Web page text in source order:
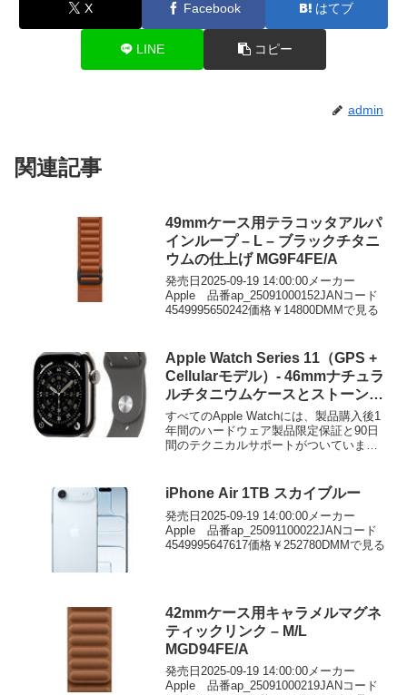
X Facebook はてブ
LINE コピー
admin
関連記事
49mmケース用テラコッタアルパ
インループ – L – ブラックチタニ
ウムの仕上げ MG9F4FE/A
発売日2025-09-19 14:00:00メーカー
Apple 品番ap_25091000152JANコード
4549995650242価格￥14800DMMで見る
Apple Watch Series 11（GPS +
Cellularモデル）- 46mmナチュラ
ルチタニウムケースとストーング
レイスポーツバンド – M/L
すべてのApple Watchには、製品購入後1
年間のハードウェア製品限定保証と90日
間のテクニカルサポートがついていま
iPhone Air 1TB スカイブルー
発売日2025-09-19 14:00:00メーカー
Apple 品番ap_25091100022JANコード
4549995647617価格￥252780DMMで見る
42mmケース用キャラメルマグネ
ティックリンク – M/L
MGD94FE/A
発売日2025-09-19 14:00:00メーカー
Apple 品番ap_25091000219JANコード